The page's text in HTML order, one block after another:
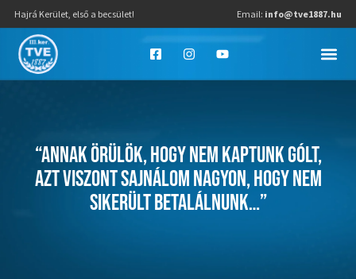
Hajrá Kerület, első a becsület! Email: info@tve1887.hu
“ANNAK ÖRÜLÖK, HOGY NEM KAPTUNK GÓLT,
AZT VISZONT SAJNÁLOM NAGYON, HOGY NEM
SIKERÜLT BETALÁLNUNK…”